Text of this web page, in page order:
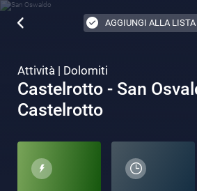
AGGIUNGI ALLA LISTA
Attività | Dolomiti
Castelrotto - San
Castelrotto